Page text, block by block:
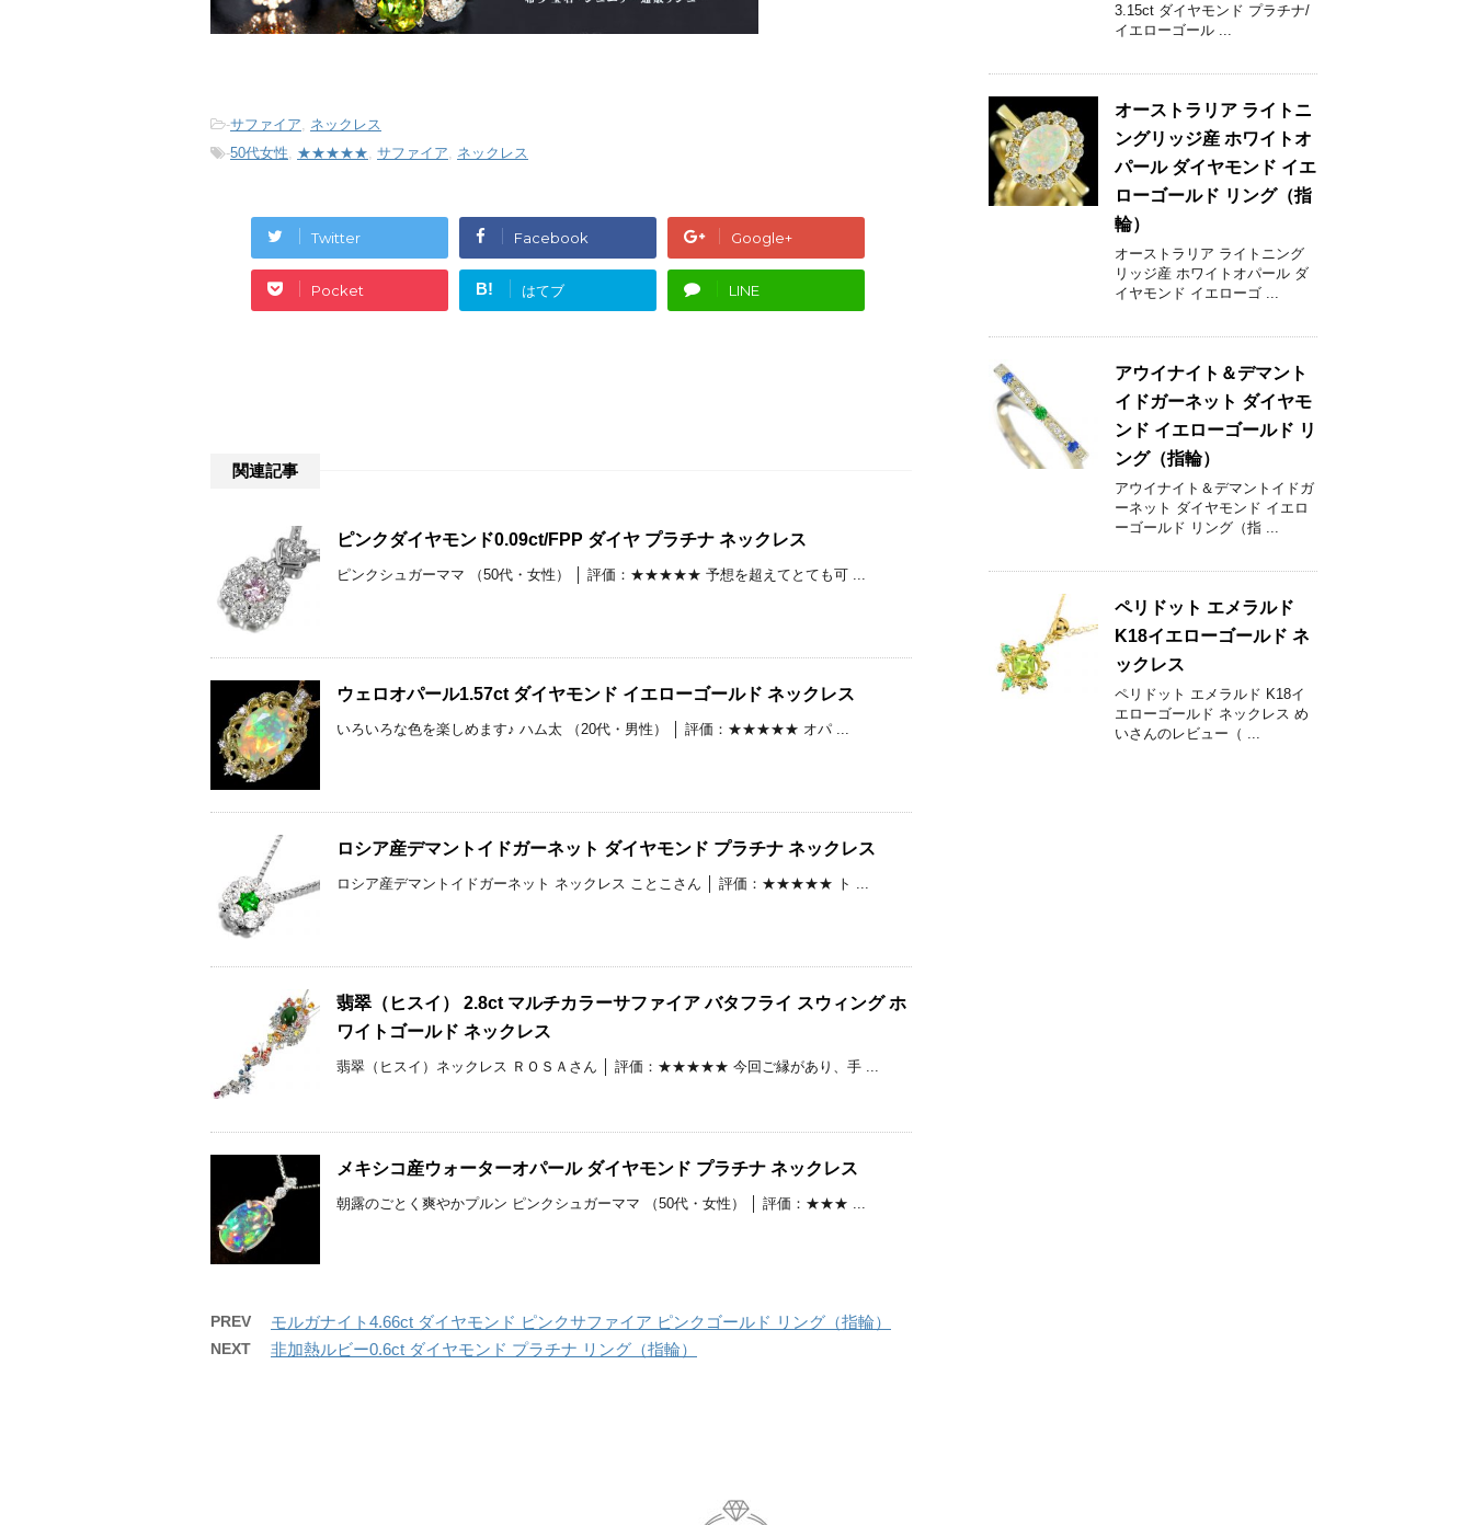
-サファイア, ネックレス
-50代女性, ★★★★★, サファイア, ネックレス
Twitter Facebook Google+
Pocket B! はてブ LINE
関連記事
ピンクダイヤモンド0.09ct/FPP ダイヤ プラチナ ネックレス
ピンクシュガーママ （50代・女性） │ 評価：★★★★★ 予想を超えてとても可 ...
ウェロオパール1.57ct ダイヤモンド イエローゴールド ネックレス
いろいろな色を楽しめます♪ ハム太 （20代・男性） │ 評価：★★★★★ オパ ...
ロシア産デマントイドガーネット ダイヤモンド プラチナ ネックレス
ロシア産デマントイドガーネット ネックレス ことこさん │ 評価：★★★★★ ト ...
翡翠（ヒスイ） 2.8ct マルチカラーサファイア バタフライ スウィング ホ
ワイトゴールド ネックレス
翡翠（ヒスイ）ネックレス ＲＯＳＡさん │ 評価：★★★★★ 今回ご縁があり、手 ...
メキシコ産ウォーターオパール ダイヤモンド プラチナ ネックレス
朝露のごとく爽やかプルン ピンクシュガーママ （50代・女性） │ 評価：★★★ ...
PREV モルガナイト4.66ct ダイヤモンド ピンクサファイア ピンクゴールド リング（指輪）
NEXT 非加熱ルビー0.6ct ダイヤモンド プラチナ リング（指輪）
3.15ct ダイヤモンド プラチナ/
イエローゴール ...
オーストラリア ライトニ
ングリッジ産 ホワイトオ
パール ダイヤモンド イエ
ローゴールド リング（指
輪）
オーストラリア ライトニング
リッジ産 ホワイトオパール ダ
イヤモンド イエローゴ ...
アウイナイト＆デマント
イドガーネット ダイヤモ
ンド イエローゴールド リ
ング（指輪）
アウイナイト＆デマントイドガ
ーネット ダイヤモンド イエロ
ーゴールド リング（指 ...
ペリドット エメラルド
K18イエローゴールド ネ
ックレス
ペリドット エメラルド K18イ
エローゴールド ネックレス め
いさんのレビュー（ ...